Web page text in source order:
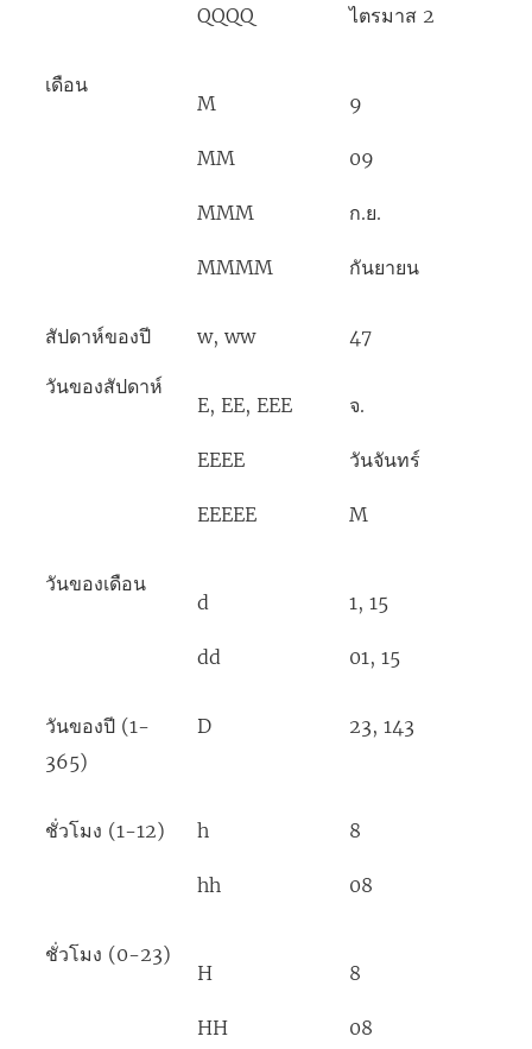
QQQQ ไตรมาส 2
เดือน
M
MM
MMM
MMMM
9
09
ก.ย.
กันยายน
สัปดาห์ของปี w, ww 47
วันของสัปดาห์
E, EE, EEE
EEEE
EEEEE
จ.
วันจันทร์
M
วันของเดือน
d
dd
1, 15
01, 15
วันของปี (1-
365)
D 23, 143
ชั่วโมง (1-12) h
hh
8
08
ชั่วโมง (0-23)
H
HH
8
08